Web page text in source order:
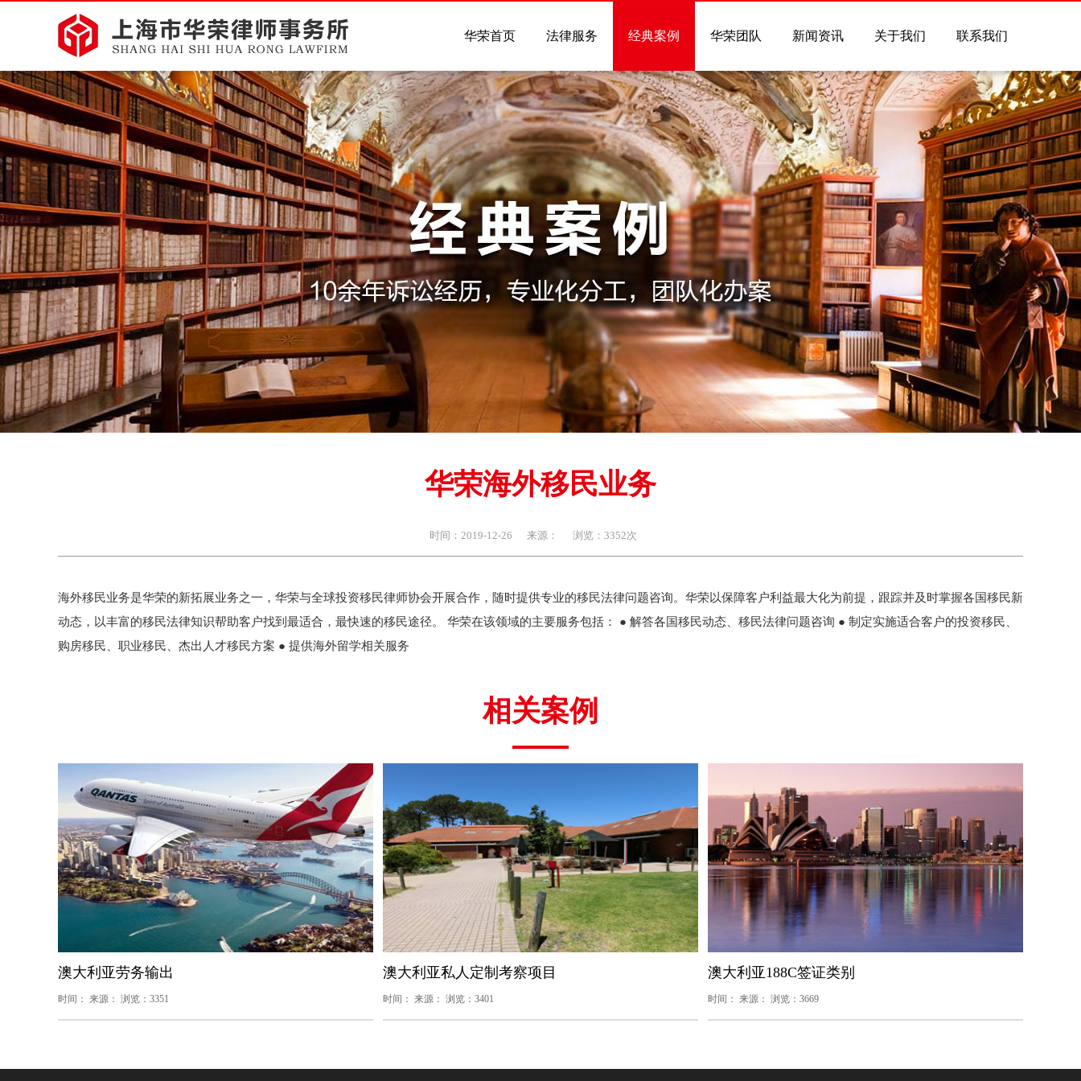
联系我们
关于我们
新闻资讯
华荣团队
经典案例
法律服务
华荣首页
华荣海外移民业务
时间：2019-12-26 来源： 浏览：3352次
海外移民业务是华荣的新拓展业务之一，华荣与全球投资移民律师协会开展合作，随时提供专业的移民法律问题咨询。华荣以保障客户利益最大化为前提，跟踪并及时掌握各国移民新
动态，以丰富的移民法律知识帮助客户找到最适合，最快速的移民途径。 华荣在该领域的主要服务包括： ● 解答各国移民动态、移民法律问题咨询 ● 制定实施适合客户的投资移民、
购房移民、职业移民、杰出人才移民方案 ● 提供海外留学相关服务
相关案例
澳大利亚劳务输出
时间： 来源： 浏览：3351
澳大利亚私人定制考察项目
时间： 来源： 浏览：3401
澳大利亚188C签证类别
时间： 来源： 浏览：3669